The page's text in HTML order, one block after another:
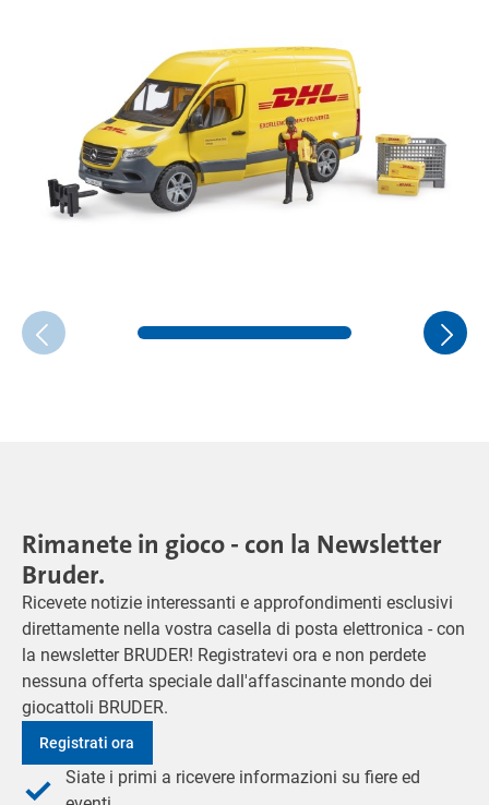
Rimanete in gioco - con la Newsletter
Bruder.
Ricevete notizie interessanti e approfondimenti esclusivi
direttamente nella vostra casella di posta elettronica - con
la newsletter BRUDER! Registratevi ora e non perdete
nessuna offerta speciale dall'affascinante mondo dei
giocattoli BRUDER.
Registrati ora
Siate i primi a ricevere informazioni su fiere ed